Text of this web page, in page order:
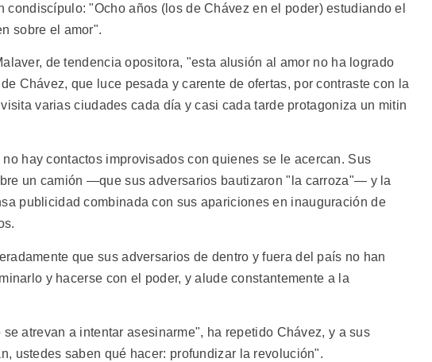
condiscípulo: "Ocho años (los de Chávez en el poder) estudiando el
sobre el amor".
de tendencia opositora, "esta alusión al amor no ha logrado
Chávez, que luce pesada y carente de ofertas, por contraste con la
varias ciudades cada día y casi cada tarde protagoniza un mitin
hay contactos improvisados con quienes se le acercan. Sus
un camión —que sus adversarios bautizaron "la carroza"— y la
publicidad combinada con sus apariciones en inauguración de
que sus adversarios de dentro y fuera del país no han
y hacerse con el poder, y alude constantemente a la
atrevan a intentar asesinarme", ha repetido Chávez, y a sus
ustedes saben qué hacer: profundizar la revolución".